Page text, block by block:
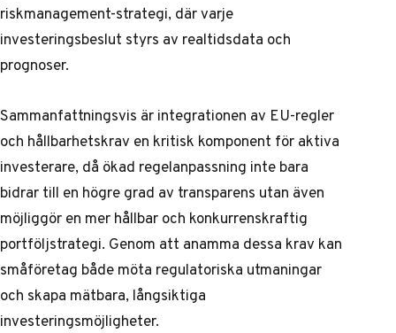
riskmanagement-strategi, där varje
investeringsbeslut styrs av realtidsdata och
prognoser.
Sammanfattningsvis är integrationen av EU-regler
och hållbarhetskrav en kritisk komponent för aktiva
investerare, då ökad regelanpassning inte bara
bidrar till en högre grad av transparens utan även
möjliggör en mer hållbar och konkurrenskraftig
portföljstrategi. Genom att anamma dessa krav kan
småföretag både möta regulatoriska utmaningar
och skapa mätbara, långsiktiga
investeringsmöjligheter.